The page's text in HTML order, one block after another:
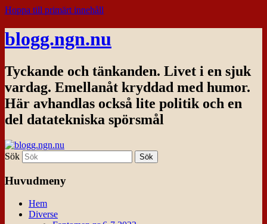
Hoppa till primärt innehåll
blogg.ngn.nu
Tyckande och tänkanden. Livet i en sjuk
vardag. Emellanåt kryddad med humor.
Här avhandlas också lite politik och en
del datatekniska spörsmål
Sök
Huvudmeny
Hem
Diverse